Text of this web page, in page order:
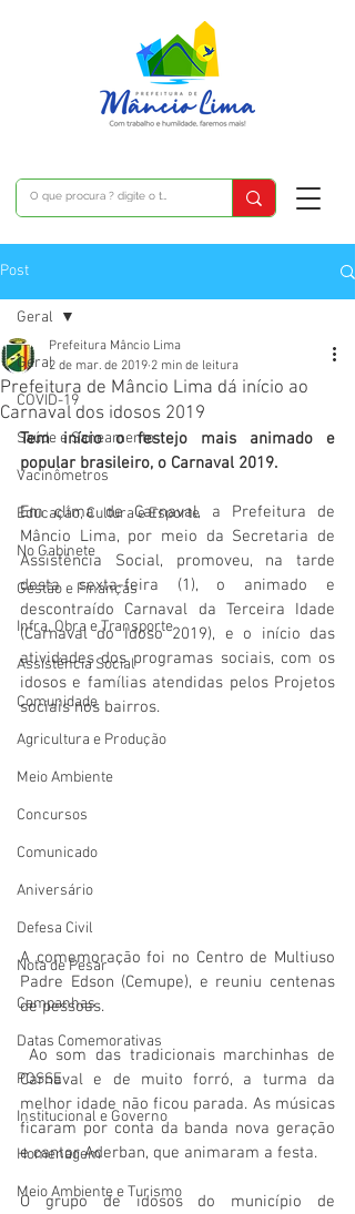
Post
Geral
COVID-19
Saúde e Saneamento
Vacinômetros
Educação, Cultura e Esporte
No Gabinete
Gestão e Finanças
Infra, Obra e Transporte
Assistência Social
Comunidade
Agricultura e Produção
Meio Ambiente
Concursos
Comunicado
Aniversário
Defesa Civil
Nota de Pesar
Campanhas
Datas Comemorativas
POSSE
Institucional e Governo
Homenagem
Meio Ambiente e Turismo
Geral
Prefeitura de Mâncio Lima dá início ao
Carnaval dos idosos 2019
Prefeitura Mâncio Lima
2 de mar. de 2019 2 min de leitura
Tem início o festejo mais animado e
popular brasileiro, o Carnaval 2019.
Em clima de Carnaval, a Prefeitura de
Mâncio Lima, por meio da Secretaria de
Assistência Social, promoveu, na tarde
desta sexta-feira (1), o animado e
descontraído Carnaval da Terceira Idade
(Carnaval do Idoso 2019), e o início das
atividades dos programas sociais, com os
idosos e famílias atendidas pelos Projetos
sociais nos bairros.
A comemoração foi no Centro de Multiuso
Padre Edson (Cemupe), e reuniu centenas
de pessoas.
Carnaval e de muito forró, a turma da
melhor idade não ficou parada. As músicas
ficaram por conta da banda nova geração
e cantor Aderban, que animaram a festa.
O grupo de idosos do município de